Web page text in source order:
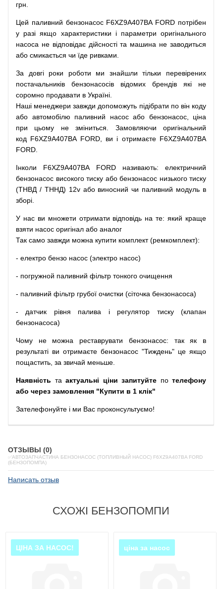
грн.
Цей паливний бензонасосF6XZ9A407BA FORD потрібен
у разі якщо характеристики і параметри оригінального
насоса не відповідає дійсності та машина не заводиться
або смикається чи їде ривками
За довгі роки роботи ми знайшли тільки
перевірених
постачальників
бензонасосів відомих брендів які
не
соромно продавати в Україні.
Наші менеджери завжди допоможуть підібрати по він коду
або автомобілю паливний насос або бензонасос,
ціна
при
цьому не зміниться Замовляючи
оригінальний
код F6XZ9A407BA FORD, ви і отримаєте F6XZ9A407BA
FORD.
Інколи F6XZ9A407BA FORD називають:
електричний
бензонасос високого тиску або бензонасос низького тиску
(ТНВД / ТННД) 12v або виносний чи паливний модуль в
зборі
У нас ви множети отримати відповідь на те: який краще
взяти насос оригінал або аналог
Так само завжди можна купити комплект (ремкомплект):
- електро бензо насос (электро насос)
- погружной паливний фільтр тонкого очищення
- паливний фільтр грубої очистки (сіточка бензонасоса)
- датчик рівня палива і регулятор тиску (клапан
бензонасоса)
Чому не можна реставрувати бензонасос: так як
в
результаті ви отримаєте бензонасос "Тиждень" це якщо
пощастить, за звичай меньше.
Наявність та актуальні ціни запитуйте по телефону
або через замовлення "Купити в 1 клік"
Зателефонуйте і ми Вас проконсультуємо!
ОТЗЫВЫ (0)
✅АВТОЗАПЧАСТИНА БЕНЗОНАСОС (ТОПЛИВНЫЙ НАСОС) F6XZ9A407BA FORD
(БЕНЗОПОМПА)
Написать отзыв
СХОЖІ БЕНЗОПОМПИ
ЦІНА ЗА НАСОС! ціна за насос